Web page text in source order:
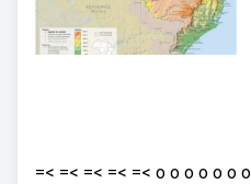
=< =< =< =< =< o o o o o o